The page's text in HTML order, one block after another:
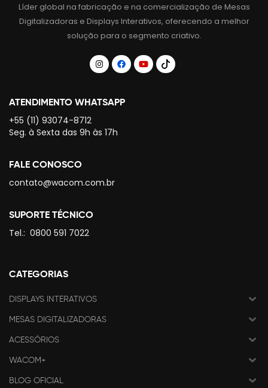
Líder global na fabricação e na comercialização de Mesas
Digitalizadoras e Displays Interativos, oferecendo a melhor
solução para o segmento criativo.
ATENDIMENTO WHATSAPP
+55 (11) 93074-8712
Seg. à Sexta das 9h às 17h
FALE CONOSCO
contato@wacom.com.br
SUPORTE TÉCNICO
Tel.: 0800 591 7022
CATEGORIAS
DISPLAYS INTERATIVOS
MESAS DIGITALIZADORAS
ACESSÓRIOS
WACOM+
BLOG OFICIAL